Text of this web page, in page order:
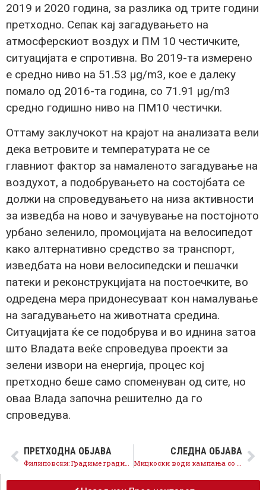
2019 и 2020 година, за разлика од трите години
претходно. Сепак кај загадувањето на
атмосферскиот воздух и ПМ 10 честичките,
ситуацијата е спротивна. Во 2019-та измерено
е средно ниво на 51.53 µg/m3, кое е далеку
помало од 2016-та година, со 71.91 µg/m3
средно годишно ниво на ПМ10 честички.
Оттаму заклучокот на крајот на анализата вели
дека ветровите и температурата не се
главниот фактор за намаленото загадување на
воздухот, а подобрувањето на состојбата се
должи на спроведувањето на низа активности
за изведба на ново и зачувување на постојното
урбано зеленило, промоцијата на велосипедот
како алтернативно средство за транспорт,
изведбата на нови велосипедски и пешачки
патеки и реконструкцијата на постоечките, во
одредена мера придонесуваат кон намалување
на загадувањето на животната средина.
Ситуацијата ќе се подобрува и во иднина затоа
што Владата веќе спроведува проекти за
зелени извори на енергија, процес кој
претходно беше само споменуван од сите, но
оваа Влада започна решително да го
спроведува.
ПРЕТХОДНА ОБЈАВА СЛЕДНА ОБЈАВА